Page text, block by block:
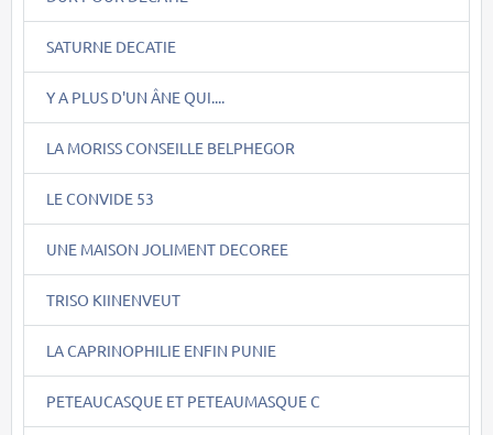
SATURNE DECATIE
Y A PLUS D'UN ÂNE QUI....
LA MORISS CONSEILLE BELPHEGOR
LE CONVIDE 53
UNE MAISON JOLIMENT DECOREE
TRISO KIINENVEUT
LA CAPRINOPHILIE ENFIN PUNIE
PETEAUCASQUE ET PETEAUMASQUE C